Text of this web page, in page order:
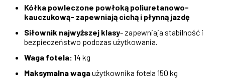
Kółka powleczone powłoką poliuretanowo-
kauczukową- zapewniają cichą i płynną jazdę
Siłownik najwyższej klasy- zapewniaja stabilność i
bezpieczeństwo podczas użytkowania.
Waga fotela: 14 kg
Maksymalna wagaużytkownika fotela 150 kg